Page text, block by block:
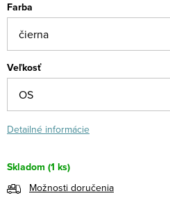
Farba
Veľkosť
Detailné informácie
Skladom (1 ks)
Možnosti doručenia